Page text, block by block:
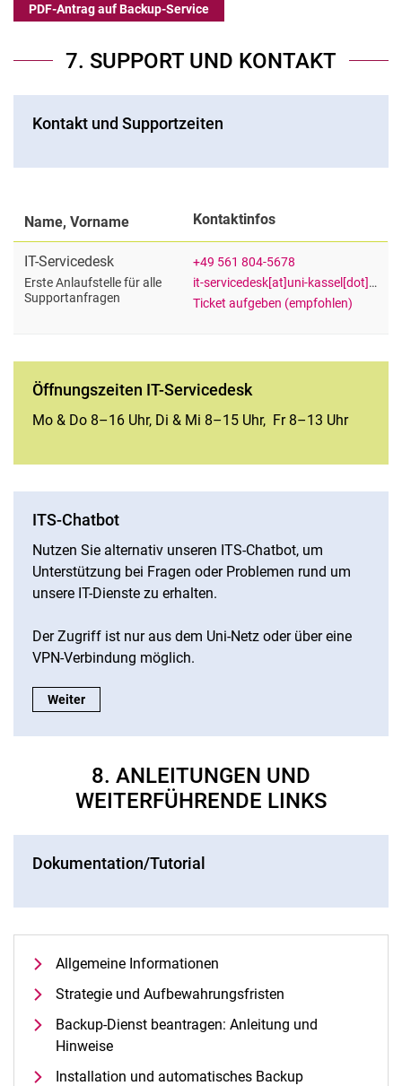
PDF-Antrag auf Backup-Service
7. SUPPORT UND KONTAKT
Kontakt und Supportzeiten
Name, Vorname Kontaktinfos
IT-Servicedesk
Erste Anlaufstelle für alle
Supportanfragen
+49 561 804-5678
it-servicedesk[at]uni-kassel[dot]de
Ticket aufgeben (empfohlen)
Öffnungszeiten IT-Servicedesk
Mo & Do 8–16 Uhr, Di & Mi 8–15 Uhr, Fr 8–13 Uhr
ITS-Chatbot
Nutzen Sie alternativ unseren ITS-Chatbot, um
Unterstützung bei Fragen oder Problemen rund um
unsere IT-Dienste zu erhalten.
Der Zugriff ist nur aus dem Uni-Netz oder über eine
VPN-Verbindung möglich.
ITS-Chatbot:
Weiter
8. ANLEITUNGEN UND
WEITERFÜHRENDE LINKS
Dokumentation/Tutorial
Allgemeine Informationen
Strategie und Aufbewahrungsfristen
Backup-Dienst beantragen: Anleitung und
Hinweise
Installation und automatisches Backup